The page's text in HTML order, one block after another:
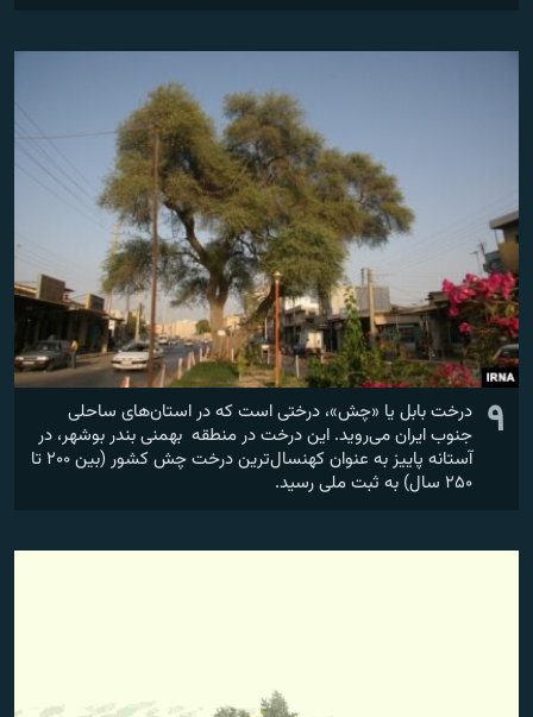
۹ درخت بابل یا «چش»، درختی است که در استان‌های ساحلی
جنوب ایران می‌روید. این درخت در منطقه بهمنی بندر بوشهر، در
آستانه پاییز به عنوان کهنسال‌ترین درخت چش کشور (بین ۲۰۰ تا
۲۵۰ سال) به ثبت ملی رسید.